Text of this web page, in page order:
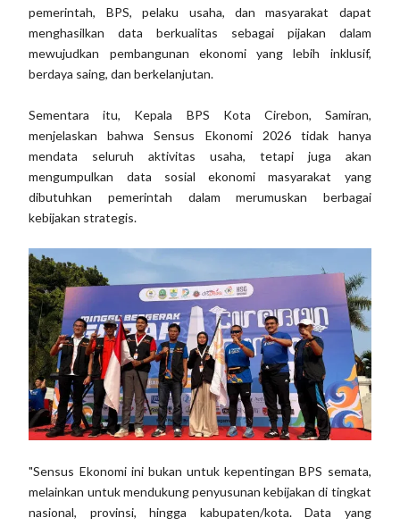
pemerintah, BPS, pelaku usaha, dan masyarakat dapat
menghasilkan data berkualitas sebagai pijakan dalam
mewujudkan pembangunan ekonomi yang lebih inklusif,
berdaya saing, dan berkelanjutan.
Sementara itu, Kepala BPS Kota Cirebon, Samiran,
menjelaskan bahwa Sensus Ekonomi 2026 tidak hanya
mendata seluruh aktivitas usaha, tetapi juga akan
mengumpulkan data sosial ekonomi masyarakat yang
dibutuhkan pemerintah dalam merumuskan berbagai
kebijakan strategis.
"Sensus Ekonomi ini bukan untuk kepentingan BPS semata,
melainkan untuk mendukung penyusunan kebijakan di tingkat
nasional, provinsi, hingga kabupaten/kota. Data yang